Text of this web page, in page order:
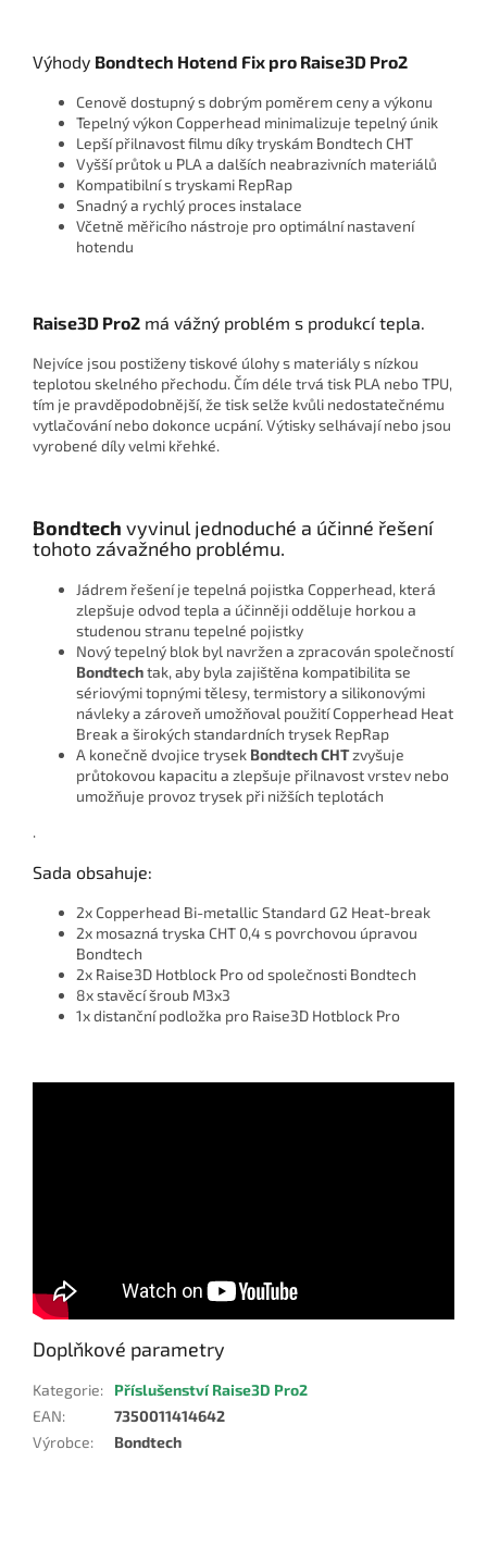
Výhody Bondtech Hotend Fix pro Raise3D Pro2
Cenově dostupný s dobrým poměrem ceny a výkonu
Tepelný výkon Copperhead minimalizuje tepelný únik
Lepší přilnavost filmu díky tryskám Bondtech CHT
Vyšší průtok u PLA a dalších neabrazivních materiálů
Kompatibilní s tryskami RepRap
Snadný a rychlý proces instalace
Včetně měřicího nástroje pro optimální nastavení
hotendu
Raise3D Pro2 má vážný problém s produkcí tepla.
Nejvíce jsou postiženy tiskové úlohy s materiály s nízkou
teplotou skelného přechodu. Čím déle trvá tisk PLA nebo TPU,
tím je pravděpodobnější, že tisk selže kvůli nedostatečnému
vytlačování nebo dokonce ucpání. Výtisky selhávají nebo jsou
vyrobené díly velmi křehké.
Bondtech vyvinul jednoduché a účinné řešení
tohoto závažného problému.
Jádrem řešení je tepelná pojistka Copperhead, která
zlepšuje odvod tepla a účinněji odděluje horkou a
studenou stranu tepelné pojistky
Nový tepelný blok byl navržen a zpracován společností
Bondtechtak, aby byla zajištěna kompatibilita se
sériovými topnými tělesy, termistory a silikonovými
návleky a zároveň umožňoval použití Copperhead Heat
Break a širokých standardních trysek RepRap
A konečně dvojice trysek Bondtech CHTzvyšuje
průtokovou kapacitu a zlepšuje přilnavost vrstev nebo
umožňuje provoz trysek při nižších teplotách
.
Sada obsahuje:
2x Copperhead Bi-metallic Standard G2 Heat-break
2x mosazná tryska CHT 0,4 s povrchovou úpravou
Bondtech
2x Raise3D Hotblock Pro od společnosti Bondtech
8x stavěcí šroub M3x3
1x distanční podložka pro Raise3D Hotblock Pro
Doplňkové parametry
Kategorie:
Příslušenství Raise3D Pro2
EAN:
7350011414642
Výrobce: Bondtech